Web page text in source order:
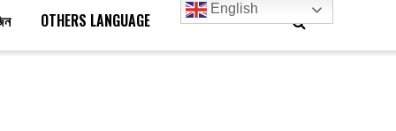
OTHERS LANGUAGE
English